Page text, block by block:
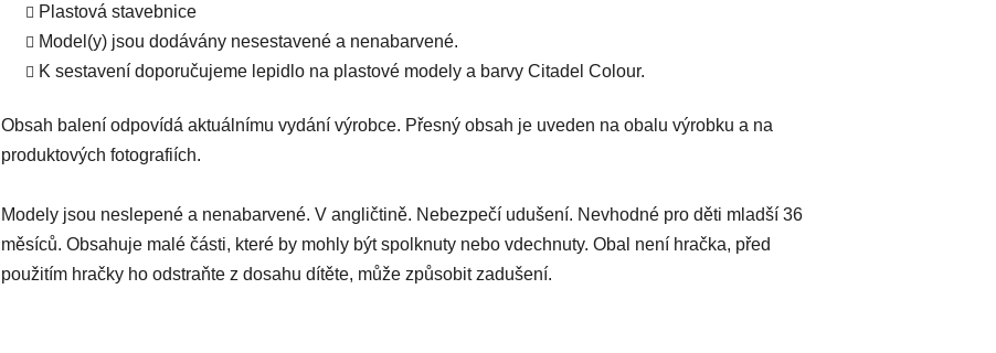
Plastová stavebnice
Model(y) jsou dodávány nesestavené a nenabarvené.
K sestavení doporučujeme lepidlo na plastové modely a barvy Citadel Colour.
Obsah balení odpovídá aktuálnímu vydání výrobce. Přesný obsah je uveden na obalu výrobku a na
produktových fotografiích.
Modely jsou neslepené a nenabarvené. V angličtině. Nebezpečí udušení. Nevhodné pro děti mladší 36
měsíců. Obsahuje malé části, které by mohly být spolknuty nebo vdechnuty. Obal není hračka, před
použitím hračky ho odstraňte z dosahu dítěte, může způsobit zadušení.